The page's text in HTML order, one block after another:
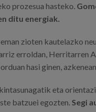
prozesua hasteko.
ditu energiak.
zioten kautelazko
erroldan, Herritarren
hasi ginen,
eta
batzuei egozten. Segi